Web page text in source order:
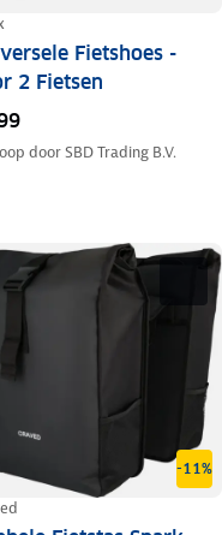
Fietshoes -
2 Fietsen
doorSBD Trading B.V.
-11%